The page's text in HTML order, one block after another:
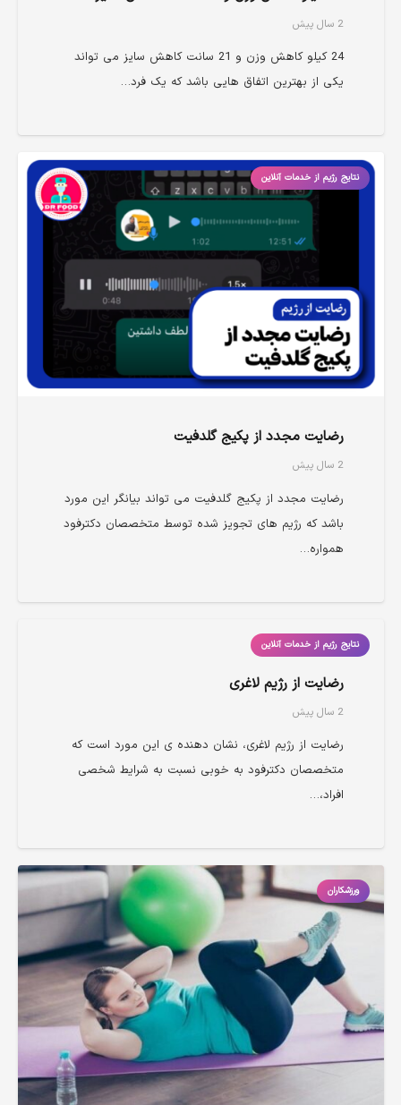
2 سال پیش
24 کیلو کاهش وزن و 21 سانت کاهش سایز می تواند
یکی از بهترین اتفاق هایی باشد که یک فرد…
نتایج رژیم از خدمات آنلاین
رضایت مجدد از پکیج گلدفیت
2 سال پیش
رضایت مجدد از پکیج گلدفیت می تواند بیانگر این مورد
باشد که رژیم های تجویز شده توسط متخصصان دکترفود
همواره…
نتایج رژیم از خدمات آنلاین
رضایت از رژیم لاغری
2 سال پیش
رضایت از رژیم لاغری، نشان دهنده ی این مورد است که
متخصصان دکترفود به خوبی نسبت به شرایط شخصی
افراد،…
ورزشکاران